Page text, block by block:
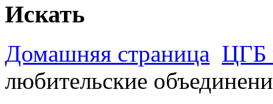
Искать
Домашняя страница ЦГБ
любительские